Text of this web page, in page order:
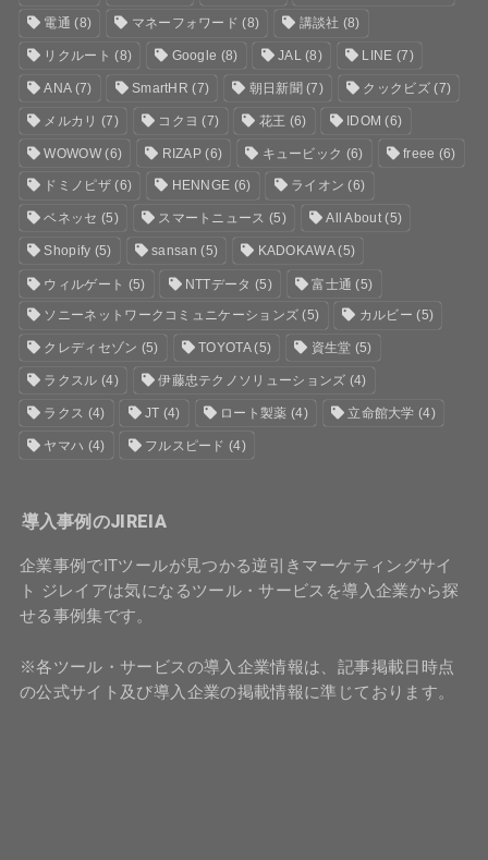
電通 (8) マネーフォワード (8) 講談社 (8)
リクルート (8) Google (8) JAL(8) LINE (7)
ANA(7) SmartHR (7) 朝日新聞 (7) クックビズ(7)
メルカリ (7) コクヨ (7) 花王 (6) IDOM (6)
WOWOW(6) RIZAP (6) キュービック (6) freee (6)
ドミノピザ(6) HENNGE (6) ライオン (6)
ベネッセ (5) スマートニュース (5) All About(5)
Shopify (5) sansan (5) KADOKAWA(5)
ウィルゲート (5) NTTデータ (5) 富士通 (5)
ソニーネットワークコミュニケーションズ (5) カルビー (5)
クレディセゾン (5) TOYOTA(5) 資生堂 (5)
ラクスル (4) 伊藤忠テクノソリューションズ (4)
ラクス (4) JT (4) ロート製薬 (4) 立命館大学 (4)
ヤマハ (4) フルスピード (4)
導入事例のJIREIA
企業事例でITツールが見つかる逆引きマーケティングサイ
ト ジレイアは気になるツール・サービスを導入企業から探
せる事例集です。
※各ツール・サービスの導入企業情報は、記事掲載日時点
の公式サイト及び導入企業の掲載情報に準じております。